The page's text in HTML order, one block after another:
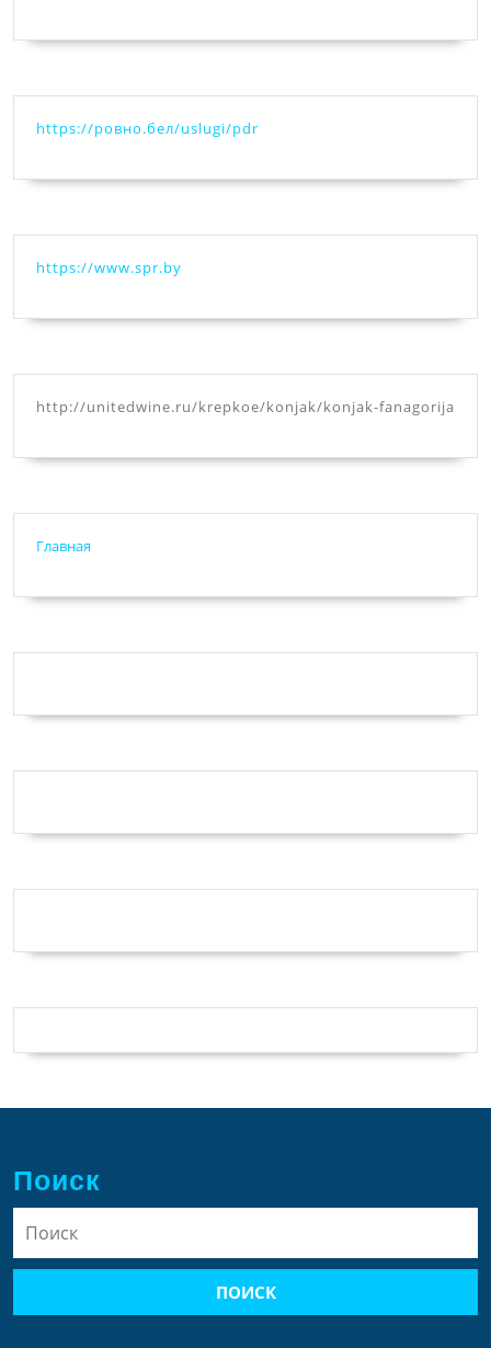
https://ровно.бел/uslugi/pdr
https://www.spr.by
http://unitedwine.ru/krepkoe/konjak/konjak-fanagorija
Главная
Поиск